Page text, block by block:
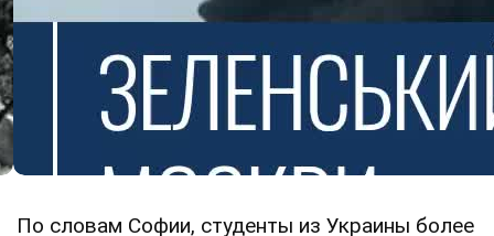
По словам Софии, студенты из Украины более